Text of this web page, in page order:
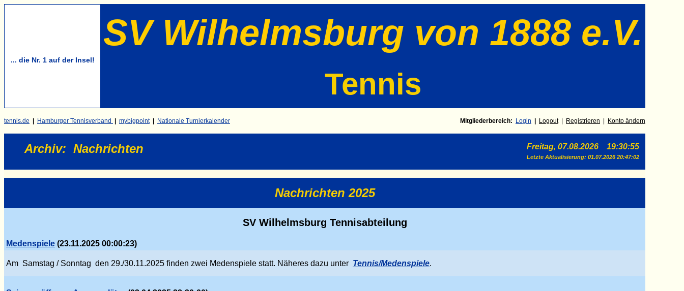
... die Nr. 1 auf der Insel!
SV Wilhelmsburg von 1888 e.V.
Tennis
tennis.de Hamburger Tennisverband mybigpoint Nationale Turnierkalender Mitgliederbereich: Login Logout Registrieren Konto ändern
Archiv: Nachrichten Freitag, 07.08.2026 19:30:55
Letzte Aktualisierung: 01.07.2026 20:47:02
Nachrichten 2025
SV Wilhelmsburg Tennisabteilung
Medenspiele (23.11.2025 00:00:23)
Am Samstag / Sonntag den 29./30.11.2025 finden zwei Medenspiele statt. Näheres dazu unter Tennis/Medenspiele.